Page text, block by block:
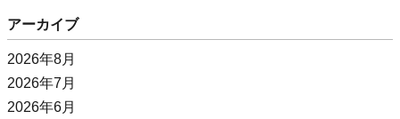
アーカイブ
2026年8月
2026年7月
2026年6月